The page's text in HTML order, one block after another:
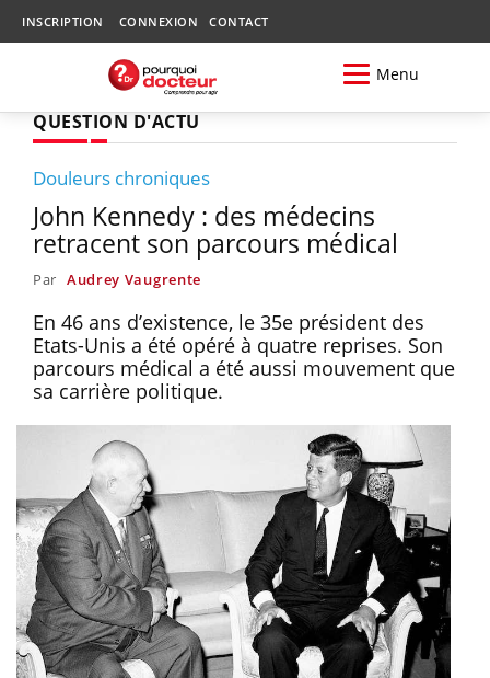
INSCRIPTION CONNEXION CONTACT
Menu
QUESTION D'ACTU
Douleurs chroniques
John Kennedy : des médecins
retracent son parcours médical
Par Audrey Vaugrente
En 46 ans d’existence, le 35e président des
Etats-Unis a été opéré à quatre reprises. Son
parcours médical a été aussi mouvement que
sa carrière politique.